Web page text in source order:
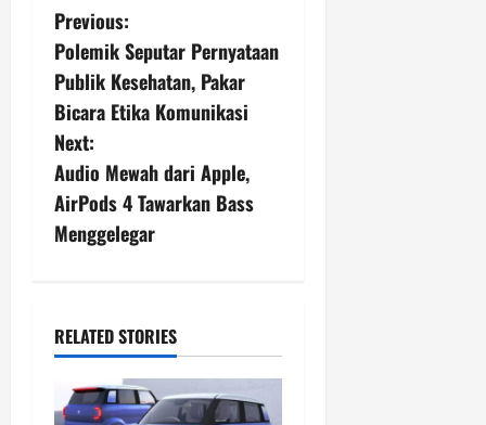
P
o
s
t
n
a
i
g
Previous:
Polemik Seputar Pernyataan
Publik Kesehatan, Pakar
Bicara Etika Komunikasi
Next:
Audio Mewah dari Apple,
AirPods 4 Tawarkan Bass
Menggelegar
RELATED STORIES